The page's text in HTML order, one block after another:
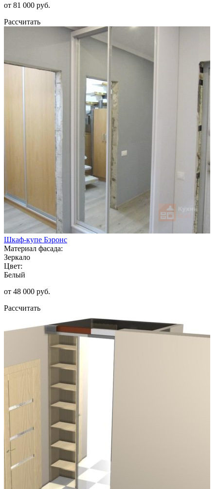
от 81 000 руб.
Рассчитать
Шкаф-купе Бэронс
Материал фасада:
Зеркало
Цвет:
Белый
от 48 000 руб.
Рассчитать